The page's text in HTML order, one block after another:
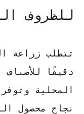
للظروف
تتطلب زراعة
دقيقًا
المحلية
نجاح محصول